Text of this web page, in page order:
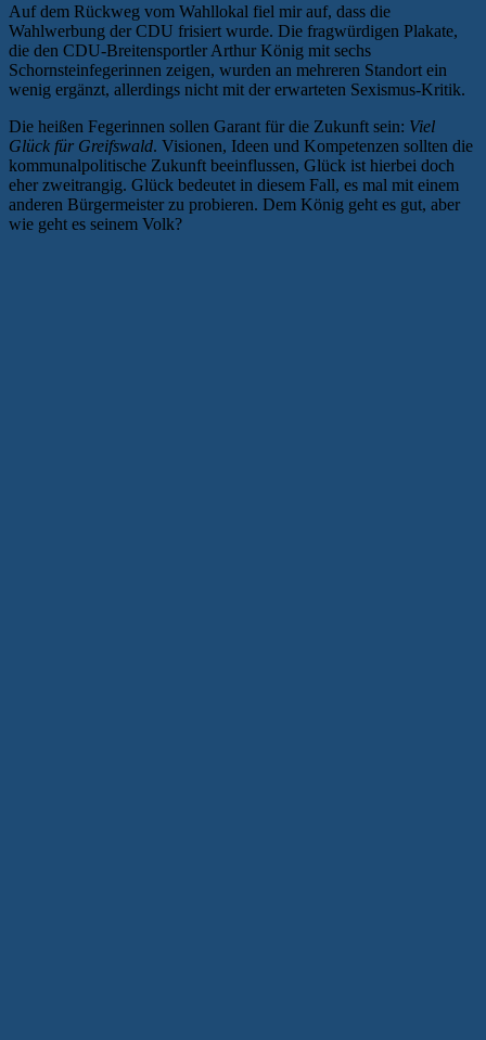
Auf dem Rückweg vom Wahllokal fiel mir auf, dass die
Wahlwerbung der CDU frisiert wurde. Die fragwürdigen Plakate,
die den CDU-Breitensportler Arthur König mit sechs
Schornsteinfegerinnen zeigen, wurden an mehreren Standort ein
wenig ergänzt, allerdings nicht mit der erwarteten Sexismus-Kritik.
Die heißen Fegerinnen sollen Garant für die Zukunft sein: Viel
Glück für Greifswald. Visionen, Ideen und Kompetenzen sollten die
kommunalpolitische Zukunft beeinflussen, Glück ist hierbei doch
eher zweitrangig. Glück bedeutet in diesem Fall, es mal mit einem
anderen Bürgermeister zu probieren. Dem König geht es gut, aber
wie geht es seinem Volk?